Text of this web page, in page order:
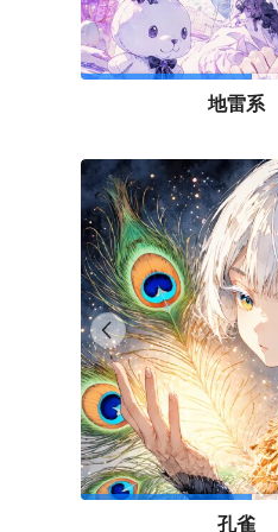
地雷系
孔雀